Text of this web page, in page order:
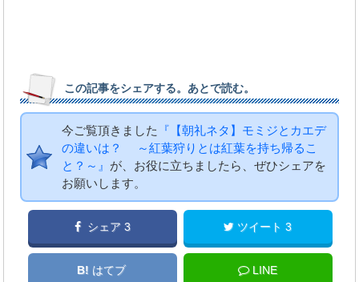
この記事をシェアする。あとで読む。
今ご覧頂きました
『【朝礼ネタ】モミジとカエデ
の違いは？ ～紅葉狩りとは紅葉を持ち帰るこ
と？～』 が、お役に立ちましたら、ぜひシェアを
お願いします。
シェア 3 ツイート 3
B! はてブ LINE